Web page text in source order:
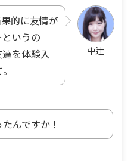
中辻
的に友情が
いうの
を体験入
んですか！